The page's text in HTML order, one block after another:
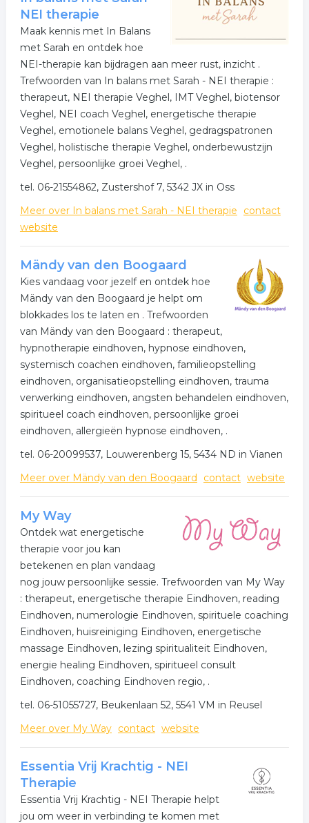
NEI therapie
Maak kennis met In Balans
met Sarah en ontdek hoe
NEI-therapie kan bijdragen aan meer rust, inzicht .
Trefwoorden van In balans met Sarah - NEI therapie :
therapeut, NEI therapie Veghel, IMT Veghel, biotensor
Veghel, NEI coach Veghel, energetische therapie
Veghel, emotionele balans Veghel, gedragspatronen
Veghel, holistische therapie Veghel, onderbewustzijn
Veghel, persoonlijke groei Veghel, .
tel. 06-21554862, Zustershof 7, 5342 JX in Oss
Meer over In balans met Sarah - NEI therapie
contact
website
Mändy van den Boogaard
Kies vandaag voor jezelf en ontdek hoe
Mändy van den Boogaard je helpt om
blokkades los te laten en . Trefwoorden
van Mändy van den Boogaard : therapeut,
hypnotherapie eindhoven, hypnose eindhoven,
systemisch coachen eindhoven, familieopstelling
eindhoven, organisatieopstelling eindhoven, trauma
verwerking eindhoven, angsten behandelen eindhoven,
spiritueel coach eindhoven, persoonlijke groei
eindhoven, allergieën hypnose eindhoven, .
tel. 06-20099537, Louwerenberg 15, 5434 ND in Vianen
Meer over Mändy van den Boogaard
contact website
My Way
Ontdek wat energetische
therapie voor jou kan
betekenen en plan vandaag
nog jouw persoonlijke sessie. Trefwoorden van My Way
: therapeut, energetische therapie Eindhoven, reading
Eindhoven, numerologie Eindhoven, spirituele coaching
Eindhoven, huisreiniging Eindhoven, energetische
massage Eindhoven, lezing spiritualiteit Eindhoven,
energie healing Eindhoven, spiritueel consult
Eindhoven, coaching Eindhoven regio, .
tel. 06-51055727, Beukenlaan 52, 5541 VM in Reusel
Meer over My Way contact website
Essentia Vrij Krachtig - NEI
Therapie
Essentia Vrij Krachtig - NEI Therapie helpt
jou om weer in verbinding te komen met